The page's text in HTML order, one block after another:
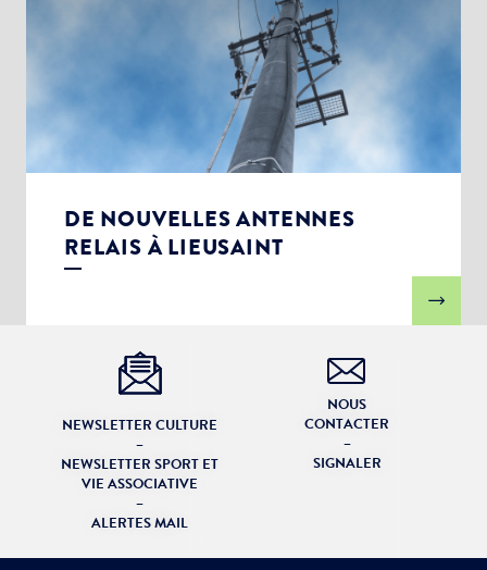
DE NOUVELLES ANTENNES
RELAIS À LIEUSAINT
NEWSLETTER CULTURE
–
NEWSLETTER SPORT ET
VIE ASSOCIATIVE
–
ALERTES MAIL
NOUS
CONTACTER
–
SIGNALER